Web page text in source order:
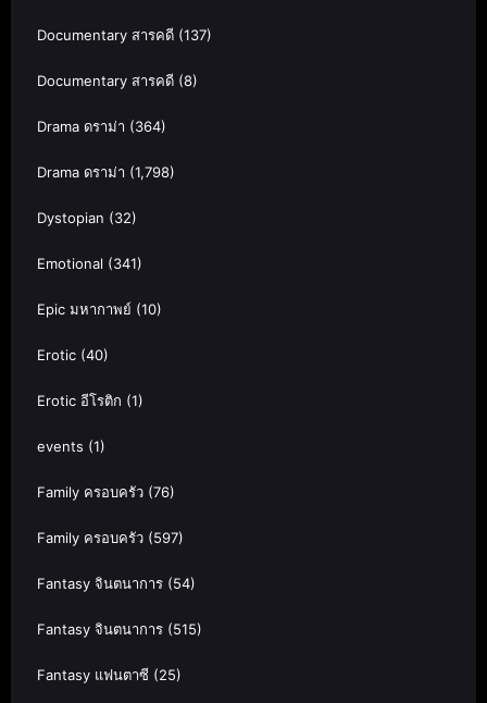
Documentary สารคดี (137)
Documentary สารคดี (8)
Drama ดราม่า (364)
Drama ดราม่า (1,798)
Dystopian (32)
Emotional (341)
Epic มหากาพย์ (10)
Erotic (40)
Erotic อีโรติก (1)
events (1)
Family ครอบครัว (76)
Family ครอบครัว (597)
Fantasy จินตนาการ (54)
Fantasy จินตนาการ (515)
Fantasy แฟนตาซี (25)